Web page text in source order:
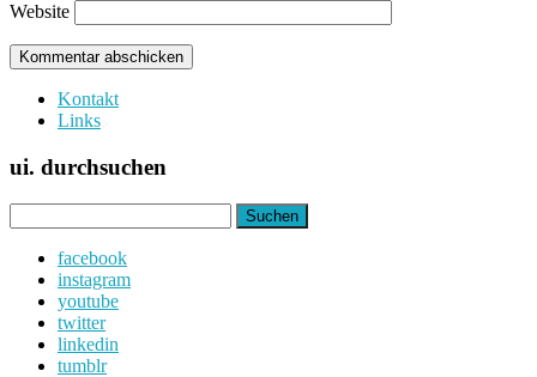
Website
Kontakt
Links
ui. durchsuchen
nach:
facebook
instagram
youtube
twitter
linkedin
tumblr